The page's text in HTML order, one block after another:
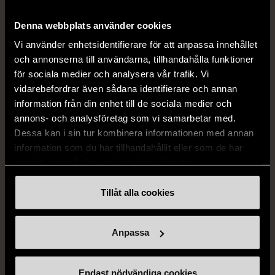
Denna webbplats använder cookies
Vi använder enhetsidentifierare för att anpassa innehållet
och annonserna till användarna, tillhandahålla funktioner
för sociala medier och analysera vår trafik. Vi
vidarebefordrar även sådana identifierare och annan
information från din enhet till de sociala medier och
annons- och analysföretag som vi samarbetar med.
Dessa kan i sin tur kombinera informationen med annan
information som du har tillhandahållit eller som de har
Tillåt alla cookies
Anpassa
Endast nödvändiga cookies
99 kr
M (38-40)
129 kr
STOCKH LM
viskosblus med v-ringning
S (34-36) Gott skick